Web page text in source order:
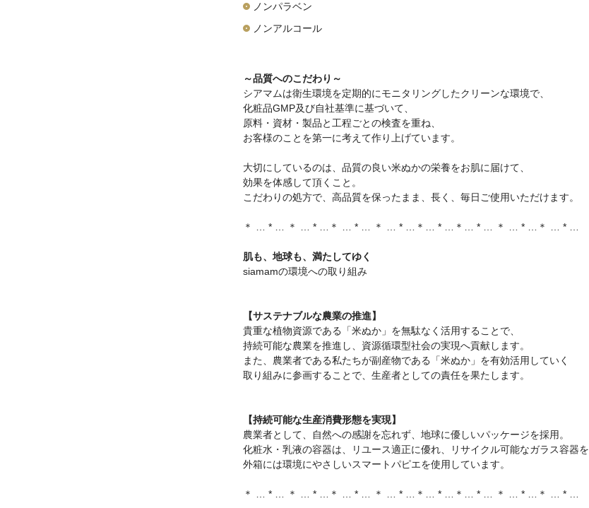
ノンパラベン
ノンアルコール
～品質へのこだわり～
シアマムは衛生環境を定期的にモニタリングしたクリーンな環境で、
化粧品GMP及び自社基準に基づいて、
原料・資材・製品と工程ごとの検査を重ね、
お客様のことを第一に考えて作り上げています。
大切にしているのは、品質の良い米ぬかの栄養をお肌に届けて、
効果を体感して頂くこと。
こだわりの処方で、高品質を保ったまま、長く、毎日ご使用いただけます。
＊ … * … ＊ … * …＊ … * … ＊ … * …＊… * …＊… * … ＊ … * …＊ … * …
肌も、地球も、満たしてゆく
siamamの環境への取り組み
【サステナブルな農業の推進】
貴重な植物資源である「米ぬか」を無駄なく活用することで、
持続可能な農業を推進し、資源循環型社会の実現へ貢献します。
また、農業者である私たちが副産物である「米ぬか」を有効活用していく
取り組みに参画することで、生産者としての責任を果たします。
【持続可能な生産消費形態を実現】
農業者として、自然への感謝を忘れず、地球に優しいパッケージを採用。
化粧水・乳液の容器は、リユース適正に優れ、リサイクル可能なガラス容器を
外箱には環境にやさしいスマートパピエを使用しています。
＊ … * … ＊ … * …＊ … * … ＊ … * …＊… * …＊… * … ＊ … * …＊ … * …